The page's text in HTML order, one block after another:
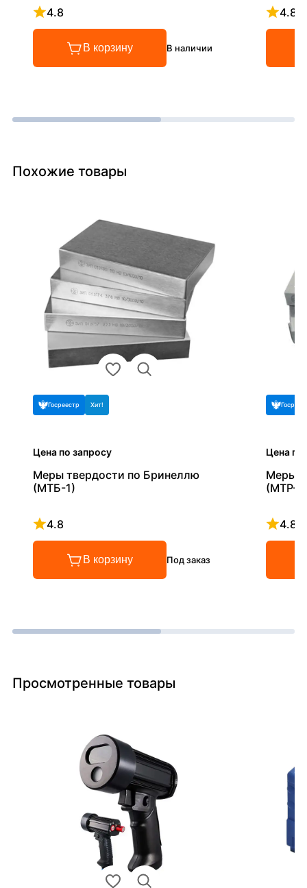
4.8
Рейтинг 4.8 из 5
В корзину В наличии
4.8
Похожие товары
Госреестр Хит!
Цена по запросу
Меры твердости по Бринеллю
(МТБ-1)
4.8
Рейтинг 4.8 из 5
В корзину Под заказ
Цена по
Меры
(МТР-1)
4.8
Просмотренные товары